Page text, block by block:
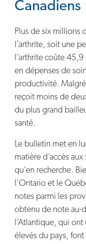
Canadiens
Plus de six millions
l’arthrite, soit une
l’arthrite coûte
en dépenses de
productivité.
reçoit moins de
du plus grand
santé.
Le bulletin met en
matière d’accès
qu’en recherche.
l’Ontario et le
notes parmi les
obtenu de note au-
l’Atlantique, qui ont
élevés du pays,